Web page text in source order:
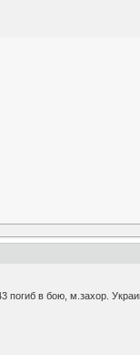
в бою, м.захор.